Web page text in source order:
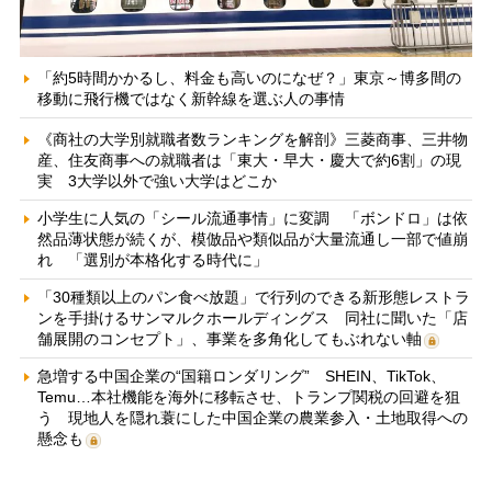
「約5時間かかるし、料金も高いのになぜ？」東京～博多間の
移動に飛行機ではなく新幹線を選ぶ人の事情
《商社の大学別就職者数ランキングを解剖》三菱商事、三井物
産、住友商事への就職者は「東大・早大・慶大で約6割」の現
実 3大学以外で強い大学はどこか
小学生に人気の「シール流通事情」に変調 「ボンドロ」は依
然品薄状態が続くが、模倣品や類似品が大量流通し一部で値崩
れ 「選別が本格化する時代に」
「30種類以上のパン食べ放題」で行列のできる新形態レストラ
ンを手掛けるサンマルクホールディングス 同社に聞いた「店
舗展開のコンセプト」、事業を多角化してもぶれない軸
急増する中国企業の“国籍ロンダリング” SHEIN、TikTok、
Temu…本社機能を海外に移転させ、トランプ関税の回避を狙
う 現地人を隠れ蓑にした中国企業の農業参入・土地取得への
懸念も